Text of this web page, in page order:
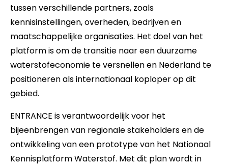
tussen verschillende partners, zoals
kennisinstellingen, overheden, bedrijven en
maatschappelijke organisaties. Het doel van het
platform is om de transitie naar een duurzame
waterstofeconomie te versnellen en Nederland te
positioneren als internationaal koploper op dit
gebied.
ENTRANCE is verantwoordelijk voor het
bijeenbrengen van regionale stakeholders en de
ontwikkeling van een prototype van het Nationaal
Kennisplatform Waterstof. Met dit plan wordt in